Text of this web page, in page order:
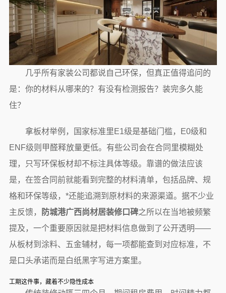
几乎所有家装公司都说自己环保，但真正值得追问的
是：你的材料从哪来的？有没有检测报告？装完多久能
住？
拿板材举例，国家标准里E1级是基础门槛，E0级和
ENF级则甲醛释放量更低。有些公司会在合同里模糊处
理，只写环保板材却不标注具体等级。靠谱的做法应该
是，在签合同前就能看到完整的材料清单，包括品牌、规
格和环保等级，*还能追溯到原材料的来源渠道。据不少业
主反馈，
防城港广西尚材居装修口碑之所以在当地被频繁
提及，一个重要原因就是把材料信息做到了公开透明——
从板材到涂料、五金辅材，每一项都能查到对应标准，不
是口头承诺而是白纸黑字写进方案里。
工期这件事，藏着不少隐性成本